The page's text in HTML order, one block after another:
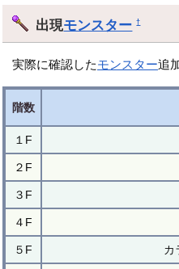
出現モンスター †
実際に確認したモンスター追
階数
１F
２F
３F
４F
５F カ